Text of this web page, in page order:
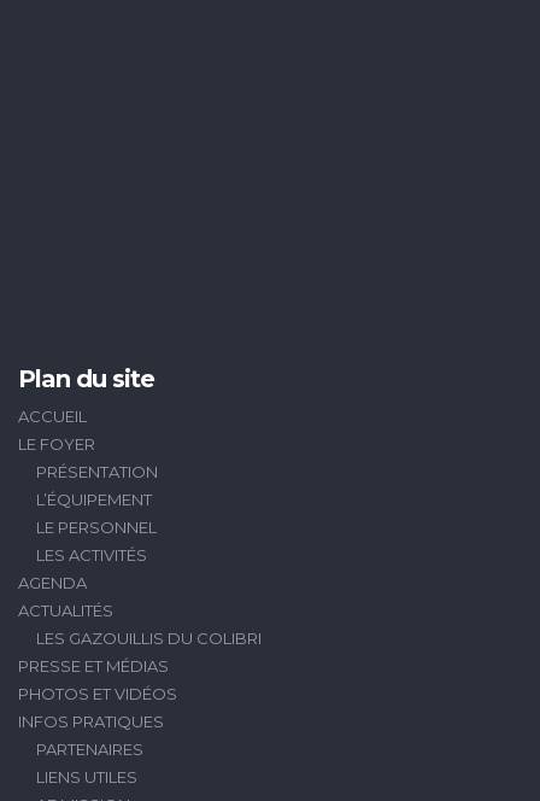
Plan du site
ACCUEIL
LE FOYER
PRÉSENTATION
L’ÉQUIPEMENT
LE PERSONNEL
LES ACTIVITÉS
AGENDA
ACTUALITÉS
LES GAZOUILLIS DU COLIBRI
PRESSE ET MÉDIAS
PHOTOS ET VIDÉOS
INFOS PRATIQUES
PARTENAIRES
LIENS UTILES